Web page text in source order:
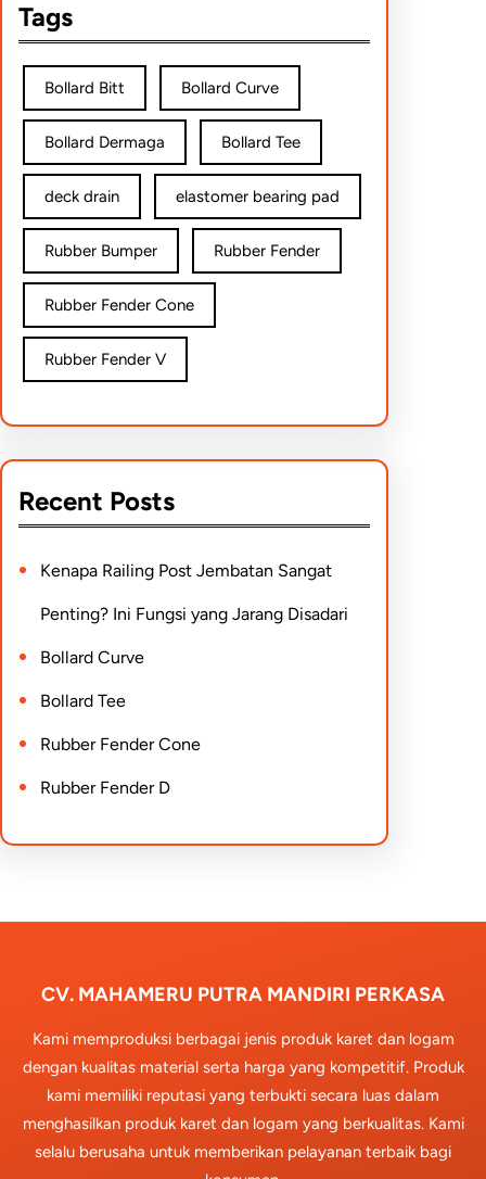
Tags
Bollard Bitt Bollard Curve
Bollard Dermaga Bollard Tee
deck drain elastomer bearing pad
Rubber Bumper Rubber Fender
Rubber Fender Cone
Rubber Fender V
Recent Posts
Kenapa Railing Post Jembatan Sangat
Penting? Ini Fungsi yang Jarang Disadari
Bollard Curve
Bollard Tee
Rubber Fender Cone
Rubber Fender D
CV. MAHAMERU PUTRA MANDIRI PERKASA
Kami memproduksi berbagai jenis produk karet dan logam
dengan kualitas material serta harga yang kompetitif. Produk
kami memiliki reputasi yang terbukti secara luas dalam
menghasilkan produk karet dan logam yang berkualitas. Kami
selalu berusaha untuk memberikan pelayanan terbaik bagi